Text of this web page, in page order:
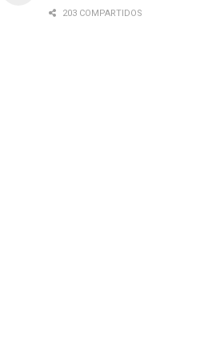
203 COMPARTIDOS